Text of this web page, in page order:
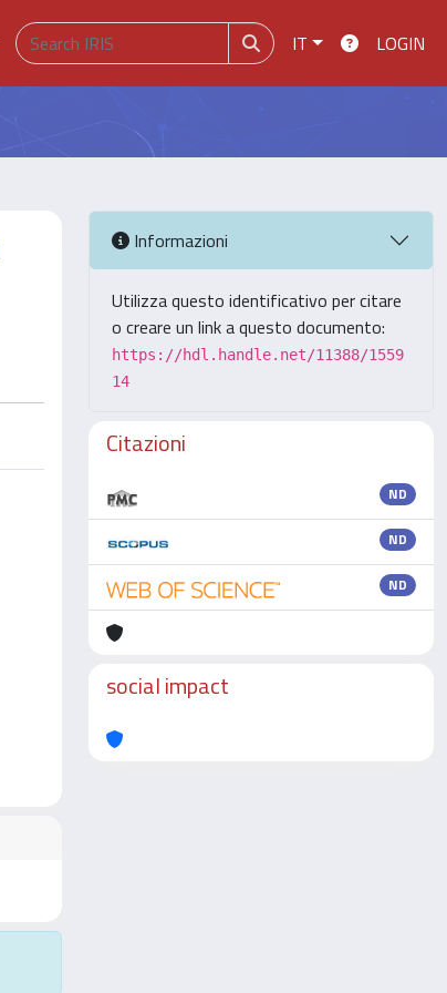
IT LOGIN
Informazioni
Utilizza questo identificativo per citare
o creare un link a questo documento:
https://hdl.handle.net/11388/1559
14
Citazioni
ND
ND
ND
social impact